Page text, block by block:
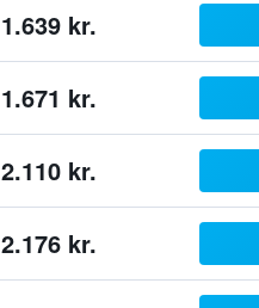
1.639 kr.
1.671 kr.
2.110 kr.
2.176 kr.